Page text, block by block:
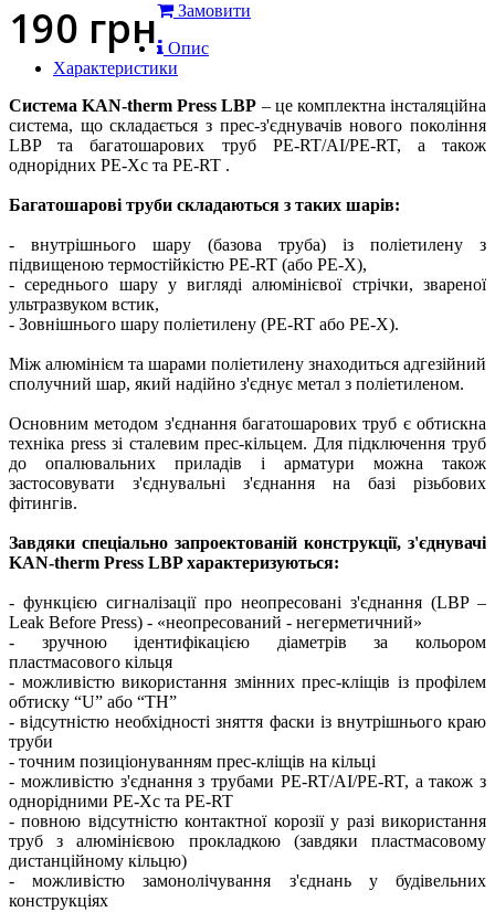
190 грн
Замовити
Опис
Характеристики
Система KAN-therm Press LBP – це комплектна інсталяційна
система, що складається з прес-з'єднувачів нового покоління
LBP та багатошарових труб PE-RT/AI/PE-RT, а також
однорідних PE-Xc та PE-RT .
Багатошарові труби складаються з таких шарів:
- внутрішнього шару (базова труба) із поліетилену з
підвищеною термостійкістю PE-RT (або PE-X),
- середнього шару у вигляді алюмінієвої стрічки, звареної
ультразвуком встик,
- Зовнішнього шару поліетилену (PE-RT або PE-X).
Між алюмінієм та шарами поліетилену знаходиться адгезійний
сполучний шар, який надійно з'єднує метал з поліетиленом.
Основним методом з'єднання багатошарових труб є обтискна
техніка press зі сталевим прес-кільцем. Для підключення труб
до опалювальних приладів і арматури можна також
застосовувати з'єднувальні з'єднання на базі різьбових
фітингів.
Завдяки спеціально запроектованій конструкції, з'єднувачі
KAN-therm Press LBP характеризуються:
- функцією сигналізації про неопресовані з'єднання (LBP –
Leak Before Press) - «неопресований - негерметичний»
- зручною ідентифікацією діаметрів за кольором
пластмасового кільця
- можливістю використання змінних прес-кліщів із профілем
обтиску “U” або “TH”
- відсутністю необхідності зняття фаски із внутрішнього краю
труби
- точним позиціонуванням прес-кліщів на кільці
- можливістю з'єднання з трубами PE-RT/AI/PE-RT, а також з
однорідними PE-Xc та PE-RT
- повною відсутністю контактної корозії у разі використання
труб з алюмінієвою прокладкою (завдяки пластмасовому
дистанційному кільцю)
- можливістю замонолічування з'єднань у будівельних
конструкціях